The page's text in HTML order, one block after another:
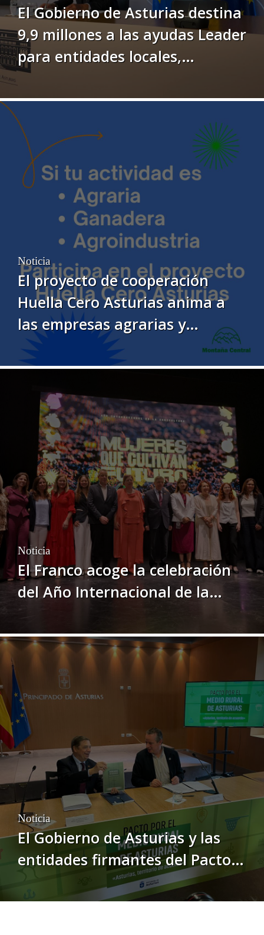
El Gobierno de Asturias destina
9,9 millones a las ayudas Leader
para entidades locales,
orientadas a mejorar servicios
públicos e impulsar el
desarrollo del medio rural
Noticia
El proyecto de cooperación
Huella Cero Asturias anima a
las empresas agrarias y
agroalimentarias a participar
en una estrategia común de
sostenibilidad para el medio
rural asturiano
Noticia
El Franco acoge la celebración
del Año Internacional de la
Mujer Agricultora, organizado
por el Ministerio de Agricultura,
Pesca y Alimentación
Noticia
El Gobierno de Asturias y las
entidades firmantes del Pacto
por el Medio Rural exponen al
ministro Planas sus prioridades